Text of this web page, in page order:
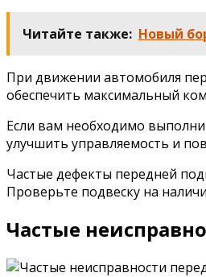
Читайте также: Новый
При движении автомобиля
обеспечить максимальный
Если вам необходимо
улучшить управляемость и
Частые дефекты передней
Проверьте подвеску на
Частые